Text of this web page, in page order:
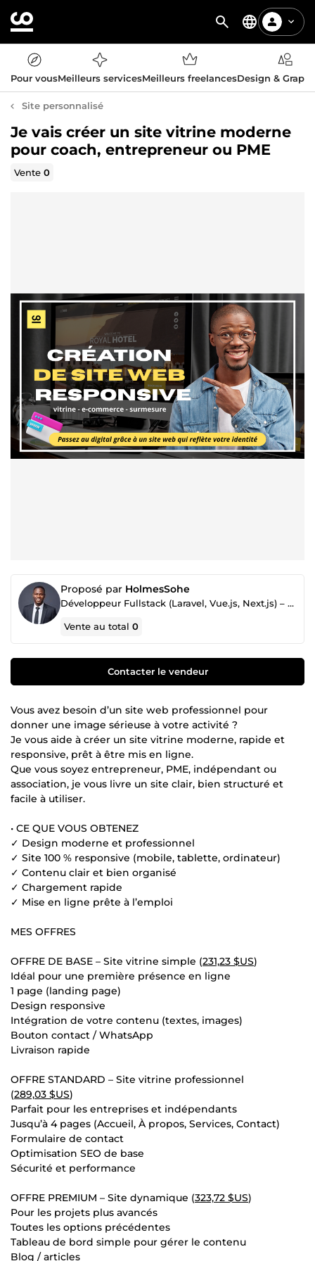
Pour vousMeilleurs servicesMeilleurs freelancesDesign &
Site personnalisé
Je vais créer un site vitrine moderne
pour coach, entrepreneur ou PME
Vente0
Proposé par HolmesSohe
Développeur Fullstack (Laravel, Vue.js, Next.js) – 4+ ans d’expérience
Vente au total0
Contacter le vendeur
Vous avez besoin d’un site web professionnel pour
donner une image sérieuse à votre activité ?
Je vous aide à créer un site vitrine moderne, rapide et
responsive, prêt à être mis en ligne.
Que vous soyez entrepreneur, PME, indépendant ou
association, je vous livre un site clair, bien structuré et
facile à utiliser.
• CE QUE VOUS OBTENEZ
✓ Design moderne et professionnel
✓ Site 100 % responsive (mobile, tablette, ordinateur)
✓ Contenu clair et bien organisé
✓ Chargement rapide
✓ Mise en ligne prête à l’emploi
MES OFFRES
OFFRE DE BASE – Site vitrine simple (231,23 $US)
Idéal pour une première présence en ligne
1 page (landing page)
Design responsive
Intégration de votre contenu (textes, images)
Bouton contact / WhatsApp
Livraison rapide
OFFRE STANDARD – Site vitrine professionnel
(289,03 $US)
Parfait pour les entreprises et indépendants
Jusqu’à 4 pages (Accueil, À propos, Services, Contact)
Formulaire de contact
Optimisation SEO de base
Sécurité et performance
OFFRE PREMIUM – Site dynamique (323,72 $US)
Pour les projets plus avancés
Toutes les options précédentes
Tableau de bord simple pour gérer le contenu
Blog / articles